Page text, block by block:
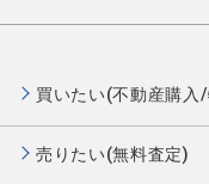
買いたい(不動産購入
売りたい(無料査定)